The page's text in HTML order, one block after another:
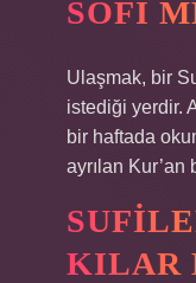
SOFI
Ulaşmak, bir
istediği yerdir.
bir haftada
ayrılan
KILAR